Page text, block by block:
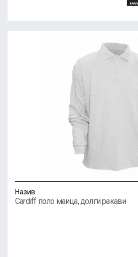
Назив
Cardiff поло маица, долги ракави